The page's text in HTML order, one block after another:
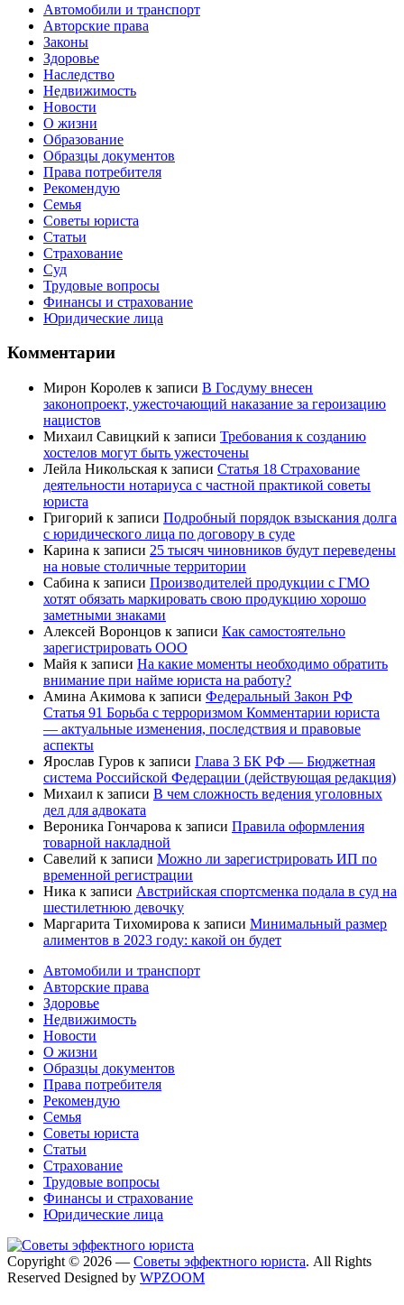
Автомобили и транспорт
Авторские права
Законы
Здоровье
Наследство
Недвижимость
Новости
О жизни
Образование
Образцы документов
Права потребителя
Рекомендую
Семья
Советы юриста
Статьи
Страхование
Суд
Трудовые вопросы
Финансы и страхование
Юридические лица
Комментарии
Мирон Королев к записи В Госдуму внесен
законопроект, ужесточающий наказание за героизацию
нацистов
Михаил Савицкий к записи Требования к созданию
хостелов могут быть ужесточены
Лейла Никольская к записи Статья 18 Страхование
деятельности нотариуса с частной практикой советы
юриста
Григорий к записи Подробный порядок взыскания долга
с юридического лица по договору в суде
Карина к записи 25 тысяч чиновников будут переведены
на новые столичные территории
Сабина к записи Производителей продукции с ГМО
хотят обязать маркировать свою продукцию хорошо
заметными знаками
Алексей Воронцов к записи Как самостоятельно
зарегистрировать ООО
Майя к записи На какие моменты необходимо обратить
внимание при найме юриста на работу?
Амина Акимова к записи Федеральный Закон РФ
Статья 91 Борьба с терроризмом Комментарии юриста
— актуальные изменения, последствия и правовые
аспекты
Ярослав Гуров к записи Глава 3 БК РФ — Бюджетная
система Российской Федерации (действующая редакция)
Михаил к записи В чем сложность ведения уголовных
дел для адвоката
Вероника Гончарова к записи Правила оформления
товарной накладной
Савелий к записи Можно ли зарегистрировать ИП по
временной регистрации
Ника к записи Австрийская спортсменка подала в суд на
шестилетнюю девочку
Маргарита Тихомирова к записи Минимальный размер
алиментов в 2023 году: какой он будет
Автомобили и транспорт
Авторские права
Здоровье
Недвижимость
Новости
О жизни
Образцы документов
Права потребителя
Рекомендую
Семья
Советы юриста
Статьи
Страхование
Трудовые вопросы
Финансы и страхование
Юридические лица
Copyright © 2026 — Советы эффектного юриста. All Rights
Reserved Designed by WPZOOM